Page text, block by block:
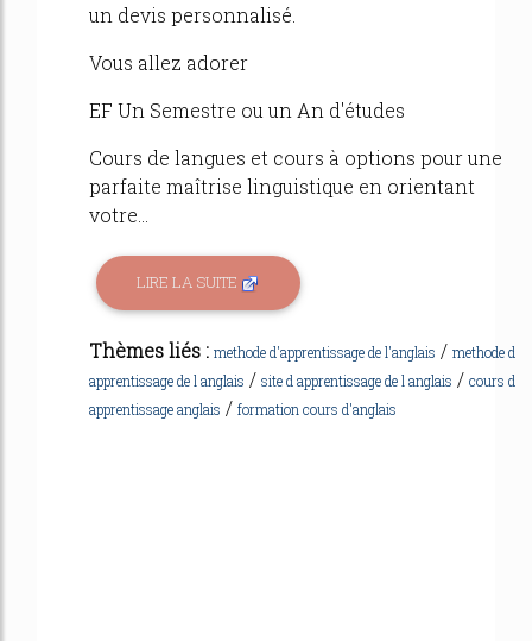
un devis personnalisé.
Vous allez adorer
EF Un Semestre ou un An d'études
Cours de langues et cours à options pour une
parfaite maîtrise linguistique en orientant
votre...
LIRE LA SUITE
Thèmes liés : methode d'apprentissage de l'anglais / methode d
apprentissage de l anglais / site d apprentissage de l anglais / cours d
apprentissage anglais / formation cours d'anglais